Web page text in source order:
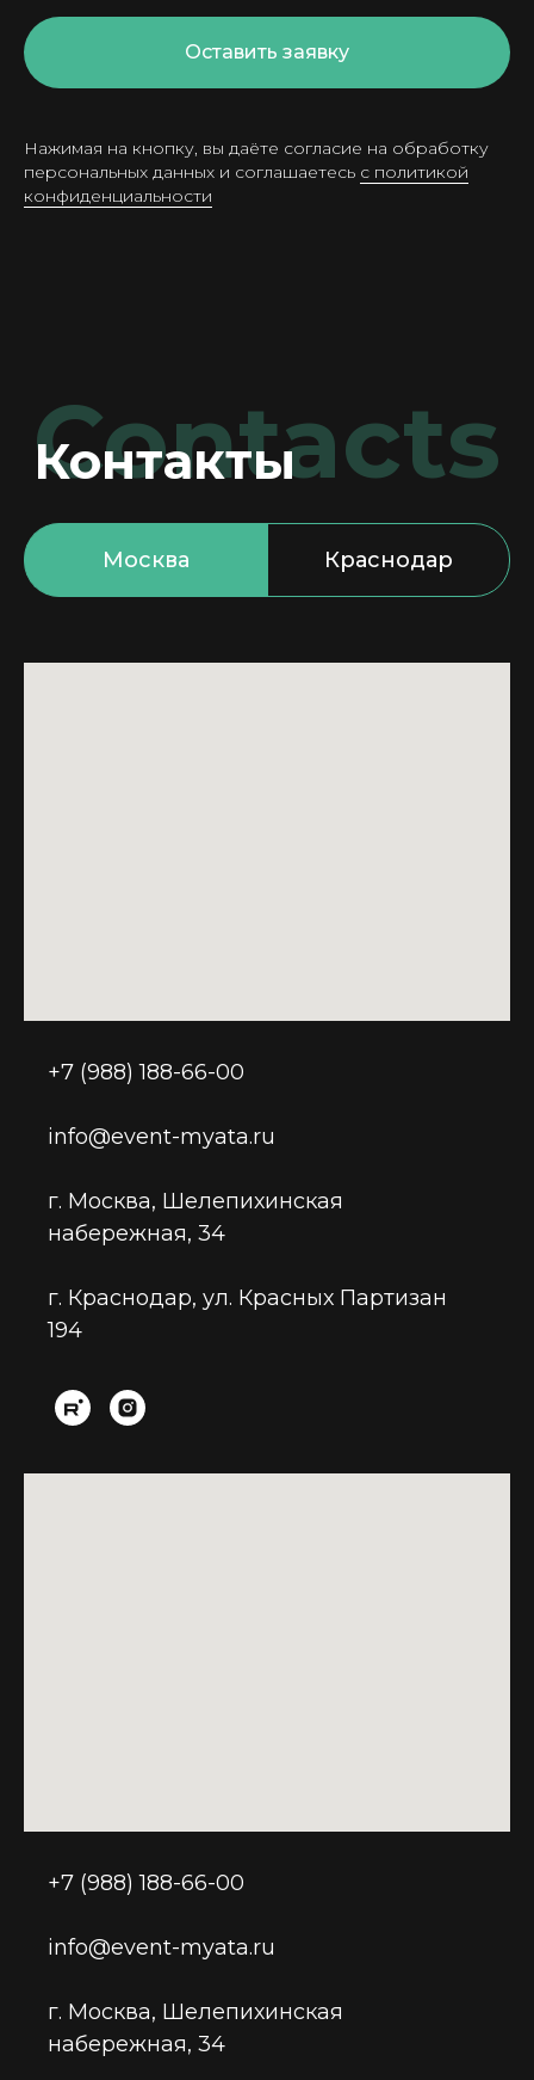
Оставить заявку
Нажимая на кнопку, вы даёте согласие на обработку
персональных данных и соглашаетесь с политикой
конфиденциальности
Москва Краснодар
+7 (988) 188-66-00
info@event-myata.ru
г. Москва, Шелепихинская
набережная, 34
г. Краснодар, ул. Красных Партизан
194
+7 (988) 188-66-00
info@event-myata.ru
г. Москва, Шелепихинская
набережная, 34